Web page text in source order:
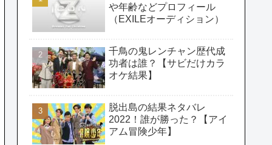
や年齢などプロフィール
（EXILEオーディション）
千鳥の鬼レンチャン歴代成
功者は誰？【サビだけカラ
オケ結果】
脱出島の結果ネタバレ
2022！誰が勝った？【アイ
アム冒険少年】